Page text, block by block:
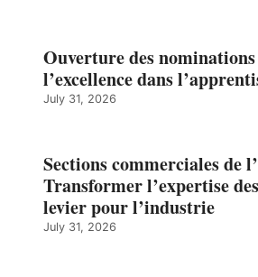
Ouverture des
l’excellence dans
July 31, 2026
Sections commerciales de
Transformer l’expertise
levier pour l’industrie
July 31, 2026